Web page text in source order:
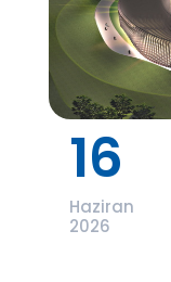
16
Haziran
2026